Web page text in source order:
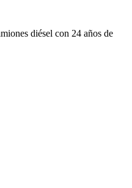
diésel con 24 años de